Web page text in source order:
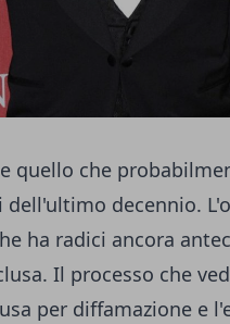
quello che
decennio.
ha radici ancora
Il processo che
per diffamazione e